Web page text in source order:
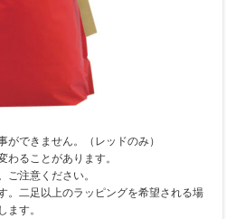
できません。（レッドのみ）
わることがあります。
ご注意ください。
。二足以上のラッピングを希望される場
ます。